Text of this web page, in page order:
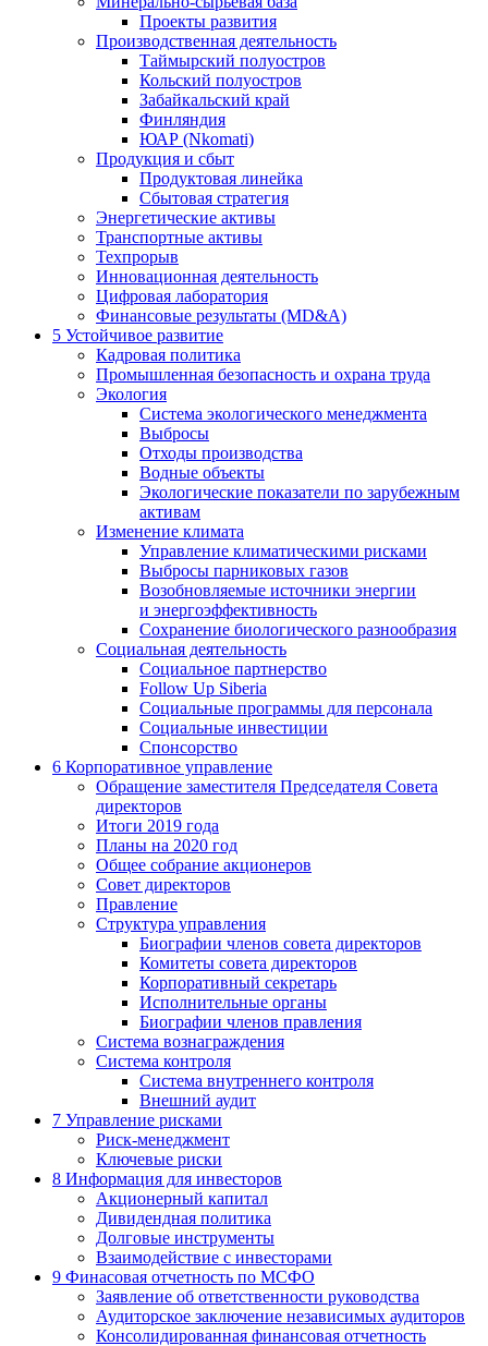
Проекты развития
Производственная деятельность
Таймырский полуостров
Кольский полуостров
Забайкальский край
Финляндия
ЮАР (Nkomati)
Продукция и сбыт
Продуктовая линейка
Сбытовая стратегия
Энергетические активы
Транспортные активы
Техпрорыв
Инновационная деятельность
Цифровая лаборатория
Финансовые результаты (MD&A)
5 Устойчивое развитие
Кадровая политика
Промышленная безопасность и охрана труда
Экология
Система экологического менеджмента
Выбросы
Отходы производства
Водные объекты
Экологические показатели по зарубежным
активам
Изменение климата
Управление климатическими рисками
Выбросы парниковых газов
Возобновляемые источники энергии
и энергоэффективность
Сохранение биологического разнообразия
Социальная деятельность
Социальное партнерство
Follow Up Siberia
Социальные программы для персонала
Социальные инвестиции
Спонсорство
6 Корпоративное управление
Обращение заместителя Председателя Совета
директоров
Итоги 2019 года
Планы на 2020 год
Общее собрание акционеров
Совет директоров
Правление
Структура управления
Биографии членов совета директоров
Комитеты совета директоров
Корпоративный секретарь
Исполнительные органы
Биографии членов правления
Система вознаграждения
Система контроля
Система внутреннего контроля
Внешний аудит
7 Управление рисками
Риск-менеджмент
Ключевые риски
8 Информация для инвесторов
Акционерный капитал
Дивидендная политика
Долговые инструменты
Взаимодействие с инвеcторами
9 Финасовая отчетность по МСФО
Заявление об ответственности руководства
Аудиторское заключение независимых аудиторов
Консолидированная финансовая отчетность